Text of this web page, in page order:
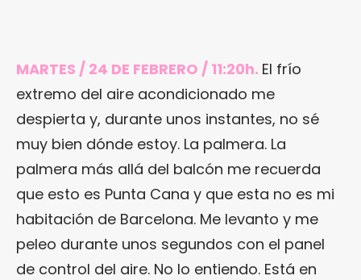
MARTES / 24 DE FEBRERO / 11:20h. El frío
extremo del aire acondicionado me
despierta y, durante unos instantes, no sé
muy bien dónde estoy. La palmera. La
palmera más allá del balcón me recuerda
que esto es Punta Cana y que esta no es mi
habitación de Barcelona. Me levanto y me
peleo durante unos segundos con el panel
de control del aire. No lo entiendo. Está en